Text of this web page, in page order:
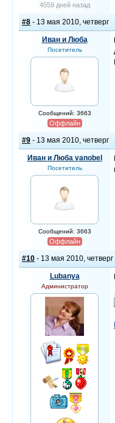
4559 дней назад
#8 - 13 мая 2010, четверг
Иван и Люба
Посетитель
Сообщений: 3663
Оффлайн
#9 - 13 мая 2010, четверг
Иван и Люба vanobel
Посетитель
Сообщений: 3663
Оффлайн
#10 - 13 мая 2010, четверг
Lubanya
Администратор